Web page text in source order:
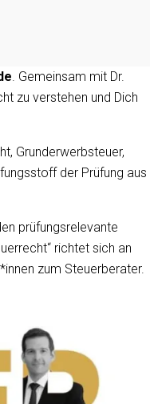
. Gemeinsam mit Dr.
zu verstehen und Dich
Grunderwerbsteuer,
der Prüfung aus
prüfungsrelevante
richtet sich an
zum Steuerberater.